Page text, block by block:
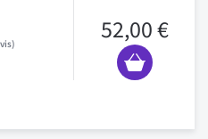
52,00 €